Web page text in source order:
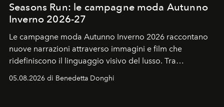
Seasons Run: le campagne moda Autunno
Inverno 2026-27
Le campagne moda Autunno Inverno 2026 raccontano
nuove narrazioni attraverso immagini e film che
ridefiniscono il linguaggio visivo del lusso. Tra
contemporanea e storytelling d'autore, le maison
05.08.2026 di Benedetta Donghi